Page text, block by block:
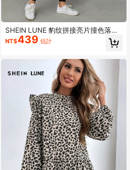
SHEIN LUNE 豹纹拼接亮片撞色落肩
卫衣和运动裤套装，女士春秋季休闲
撞色亮片长袖修身黑色落肩卫衣运动
NT$439 估計